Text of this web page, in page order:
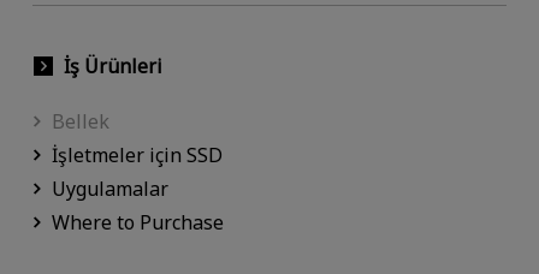
İş Ürünleri
Bellek
İşletmeler için SSD
Uygulamalar
Where to Purchase